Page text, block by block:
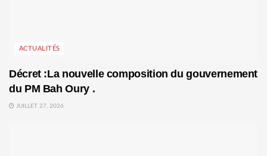
ACTUALITÉS
Décret :La nouvelle composition du gouvernement
du PM Bah Oury .
JUILLET 27, 2026